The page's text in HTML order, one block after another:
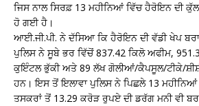
ਜਿਸ ਨਾਲ ਸਿਰਫ਼ 13 ਮਹੀਨਿਆਂ ਵਿੱਚ ਹੈਰੋਇਨ ਦੀ
ਹੋ ਗਈ ਹੈ।
ਆਈ.ਜੀ.ਪੀ. ਨੇ ਦੱਸਿਆ ਕਿ ਹੈਰੋਇਨ ਦੀ ਵੱਡੀ ਖੇਪ
ਪੁਲਿਸ ਨੇ ਸੂਬੇ ਭਰ ਵਿੱਚੋਂ 837.42 ਕਿਲੋ ਅਫੀਮ,
ਕੁਇੰਟਲ ਭੁੱਕੀ ਅਤੇ 89 ਲੱਖ ਗੋਲੀਆਂ/ਕੈਪਸੂਲ/ਟੀਕੇ/
ਹਨ। ਇਸ ਤੋਂ ਇਲਾਵਾ ਪੁਲਿਸ ਨੇ ਪਿਛਲੇ 13
ਤਸਕਰਾਂ ਤੋਂ 13.29 ਕਰੋੜ ਰੁਪਏ ਦੀ ਡਰੱਗ ਮਨੀ ਵੀ